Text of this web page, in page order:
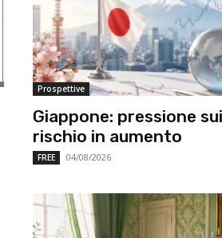
Prospettive
Giappone: pressione
rischio in aumento
FREE 04/08/2026